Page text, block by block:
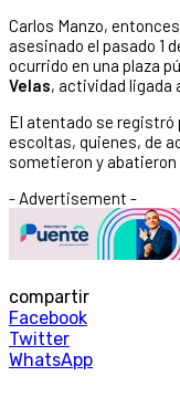
Carlos Manzo,
asesinado el pasado 1
ocurrido en una plaza
Velas, actividad ligada
El atentado se registró
escoltas, quienes, de
sometieron y
- Advertisement -
compartir
Facebook
Twitter
WhatsApp